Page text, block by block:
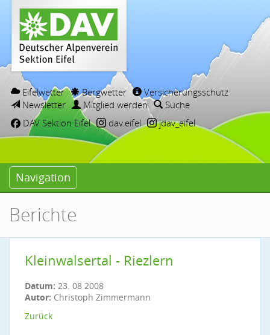
Eifelwetter Bergwetter
Versicherungsschutz
Newsletter
Mitglied werden
Suche
DAV Sektion Eifel
dav.eifel jdav_eifel
Navigation
Berichte
Kleinwalsertal - Riezlern
Datum: 23. 08 2008
Autor: Christoph Zimmermann
Zurück